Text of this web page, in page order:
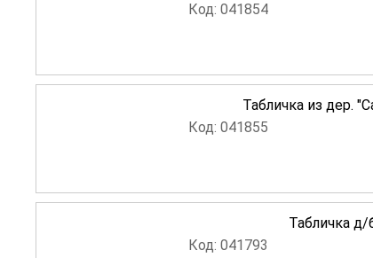
Код: 041854
Табличка из дер.
Код: 041855
Табличка
Код: 041793